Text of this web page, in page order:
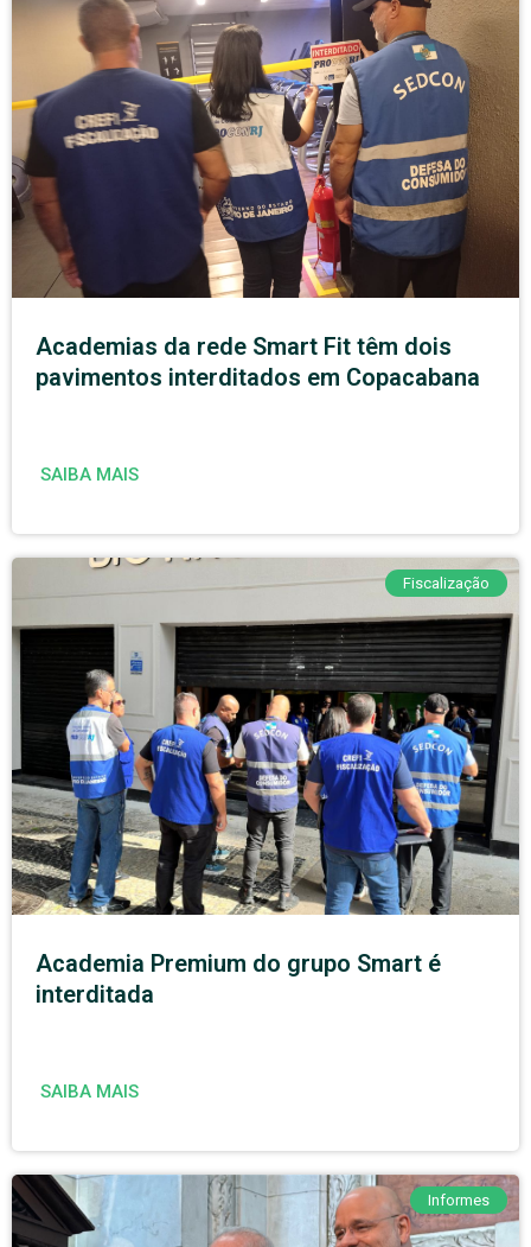
Academias da rede Smart Fit têm dois
pavimentos interditados em Copacabana
SAIBA MAIS
Fiscalização
Academia Premium do grupo Smart é
interditada
SAIBA MAIS
Informes